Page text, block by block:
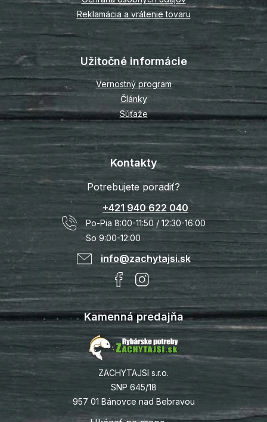
Reklamácia a vrátenie tovaru
Užitočné informácie
Vernostný program
Články
Súťaže
Kontakty
Potrebujete poradiť?
+421 940 622 040
Po-Pia 8:00-11:50 / 12:30-16:00
So 9:00-12:00
info@zachytajsi.sk
Kamenná predajňa
ZACHYTAJSI s.r.o.
SNP 645/18
957 01 Bánovce nad Bebravou